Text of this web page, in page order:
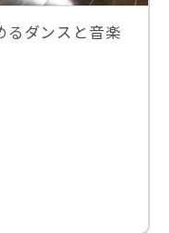
るダンスと音楽